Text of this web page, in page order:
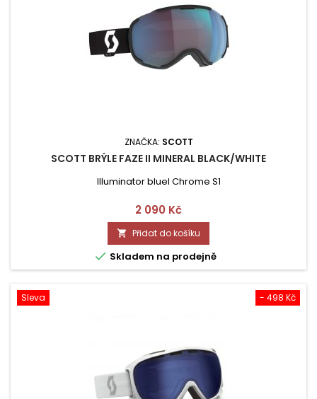
ZNAČKA: SCOTT
SCOTT BRÝLE FAZE II MINERAL BLACK/WHITE
Illuminator bluel Chrome S1
Cena
2 090 Kč
 Přidat do košíku
 Skladem na prodejně
- 498 Kč
Sleva